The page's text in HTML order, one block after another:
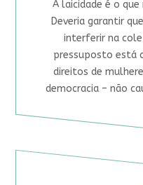
A laicidade é o que
Deveria garantir
interferir na
pressuposto está
direitos de
democracia – não